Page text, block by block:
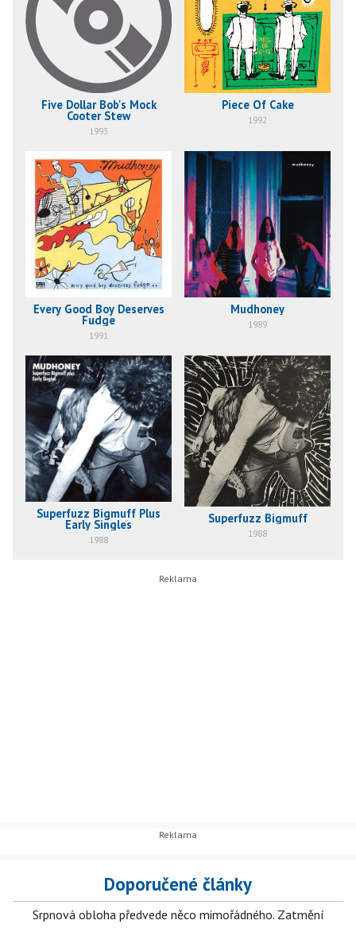
Five Dollar Bob's Mock
Cooter Stew
1993
Piece Of Cake
1992
Every Good Boy Deserves
Fudge
1991
Mudhoney
1989
Superfuzz Bigmuff Plus
Early Singles
1988
Superfuzz Bigmuff
1988
Doporučené články
Srpnová obloha předvede něco mimořádného. Zatmění